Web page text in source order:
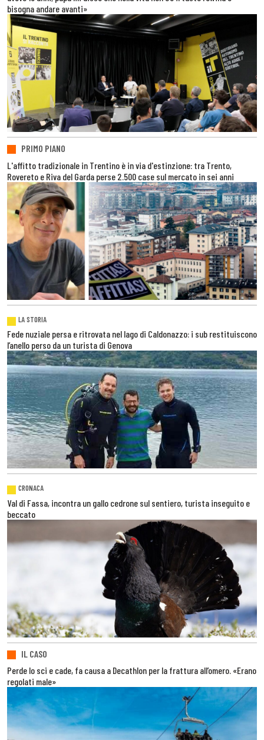
bisogna andare avanti»
PRIMO PIANO
L'affitto tradizionale in Trentino è in via d'estinzione: tra Trento,
Rovereto e Riva del Garda perse 2.500 case sul mercato in sei anni
LA STORIA
Fede nuziale persa e ritrovata nel lago di Caldonazzo: i sub restituiscono
l’anello perso da un turista di Genova
CRONACA
Val di Fassa, incontra un gallo cedrone sul sentiero, turista inseguito e
beccato
IL CASO
Perde lo sci e cade, fa causa a Decathlon per la frattura all’omero. «Erano
regolati male»